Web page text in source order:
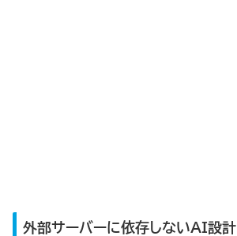
外部サーバーに依存しないAI設計